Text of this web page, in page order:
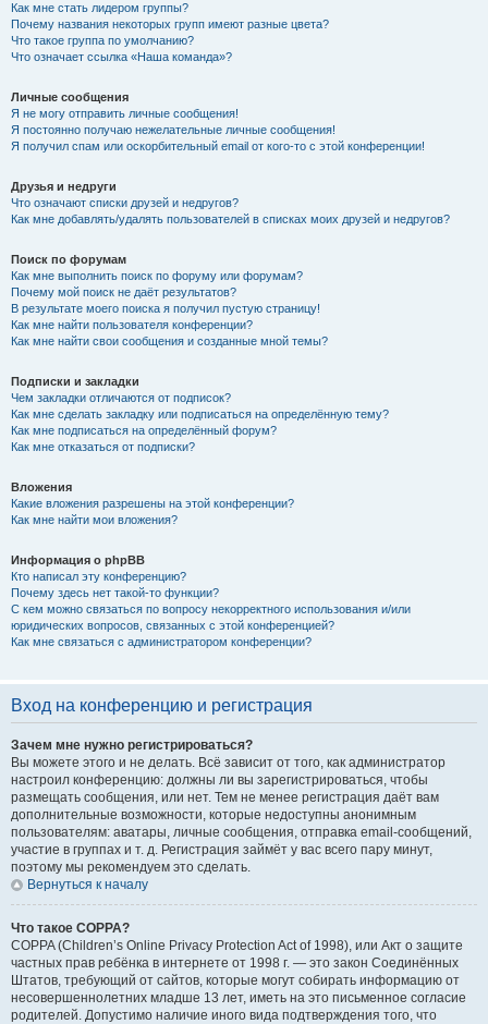
Как мне стать лидером группы?
Почему названия некоторых групп имеют разные цвета?
Что такое группа по умолчанию?
Что означает ссылка «Наша команда»?
Личные сообщения
Я не могу отправить личные сообщения!
Я постоянно получаю нежелательные личные сообщения!
Я получил спам или оскорбительный email от кого-то с этой конференции!
Друзья и недруги
Что означают списки друзей и недругов?
Как мне добавлять/удалять пользователей в списках моих друзей и недругов?
Поиск по форумам
Как мне выполнить поиск по форуму или форумам?
Почему мой поиск не даёт результатов?
В результате моего поиска я получил пустую страницу!
Как мне найти пользователя конференции?
Как мне найти свои сообщения и созданные мной темы?
Подписки и закладки
Чем закладки отличаются от подписок?
Как мне сделать закладку или подписаться на определённую тему?
Как мне подписаться на определённый форум?
Как мне отказаться от подписки?
Вложения
Какие вложения разрешены на этой конференции?
Как мне найти мои вложения?
Информация о phpBB
Кто написал эту конференцию?
Почему здесь нет такой-то функции?
С кем можно связаться по вопросу некорректного использования и/или
юридических вопросов, связанных с этой конференцией?
Как мне связаться с администратором конференции?
Вход на конференцию и регистрация
Зачем мне нужно регистрироваться?
Вы можете этого и не делать. Всё зависит от того, как администратор
настроил конференцию: должны ли вы зарегистрироваться, чтобы
размещать сообщения, или нет. Тем не менее регистрация даёт вам
дополнительные возможности, которые недоступны анонимным
пользователям: аватары, личные сообщения, отправка email-сообщений,
участие в группах и т. д. Регистрация займёт у вас всего пару минут,
поэтому мы рекомендуем это сделать.
Вернуться к началу
Что такое COPPA?
COPPA (Children’s Online Privacy Protection Act of 1998), или Акт о защите
частных прав ребёнка в интернете от 1998 г. — это закон Соединённых
Штатов, требующий от сайтов, которые могут собирать информацию от
несовершеннолетних младше 13 лет, иметь на это письменное согласие
родителей. Допустимо наличие иного вида подтверждения того, что